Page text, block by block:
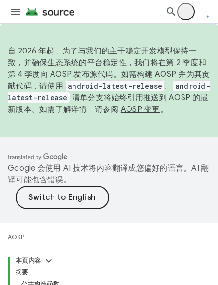
自 2026 年起，为了与我们的主干稳定开发模型保持一
致，并确保生态系统的平台稳定性，我们将在第 2 季度和
第 4 季度向 AOSP 发布源代码。如需构建 AOSP 并为其贡
献代码，请使用 android-latest-release 。
android-
latest-release 清单分支将始终引用推送到 AOSP 的最
新版本。如需了解详情，请参阅 AOSP 变更。
Google 会使用 AI 技术将内容翻译成您偏好的语言。AI 翻
译可能包含错误。
AOSP
本页内容
摘要